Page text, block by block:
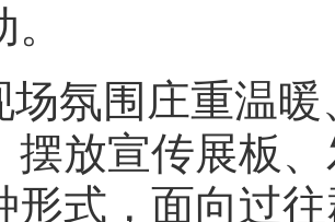
场氛围庄重温
摆放宣传展板
形式，面向过